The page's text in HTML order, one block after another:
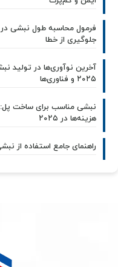
فرمول محاسبه طول نبشی در
جلوگیری از خطا
آخرین نوآوری‌ها در تولید
۲۰۲۵ و فناوری‌ها
نبشی مناسب برای ساخت پل:
هزینه‌ها در ۲۰۲۵
راهنمای جامع استفاده از